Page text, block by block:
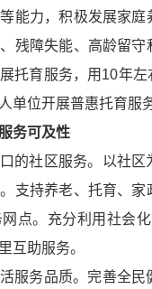
能力，积极发展家
残障失能、高龄留
托育服务，用10年
单位开展普惠托育服
务可及性
口的社区服务。以社
支持养老、托育、
点。充分利用社会
互助服务。
活服务品质。完善全